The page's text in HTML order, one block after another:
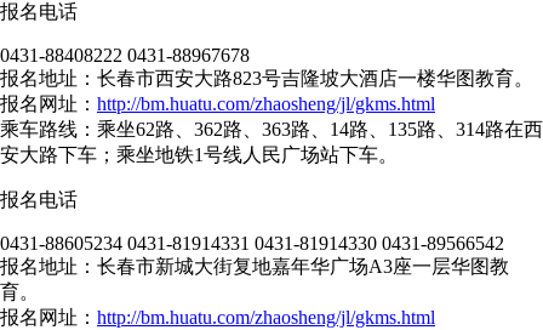
报名电话
0431-88408222 0431-88967678
报名地址：长春市西安大路823号吉隆坡大酒店一楼华图教育。
报名网址： http://bm.huatu.com/zhaosheng/jl/gkms.html
乘车路线：乘坐62路、362路、363路、14路、135路、314路在西
安大路下车；乘坐地铁1号线人民广场站下车。
报名电话
0431-88605234 0431-81914331 0431-81914330 0431-89566542
报名地址：长春市新城大街复地嘉年华广场A3座一层华图教
育。
报名网址： http://bm.huatu.com/zhaosheng/jl/gkms.html